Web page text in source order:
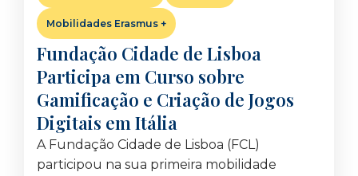
Mobilidades Erasmus +
Fundação Cidade de Lisboa
Participa em Curso sobre
Gamificação e Criação de Jogos
Digitais em Itália
A Fundação Cidade de Lisboa (FCL)
participou na sua primeira mobilidade